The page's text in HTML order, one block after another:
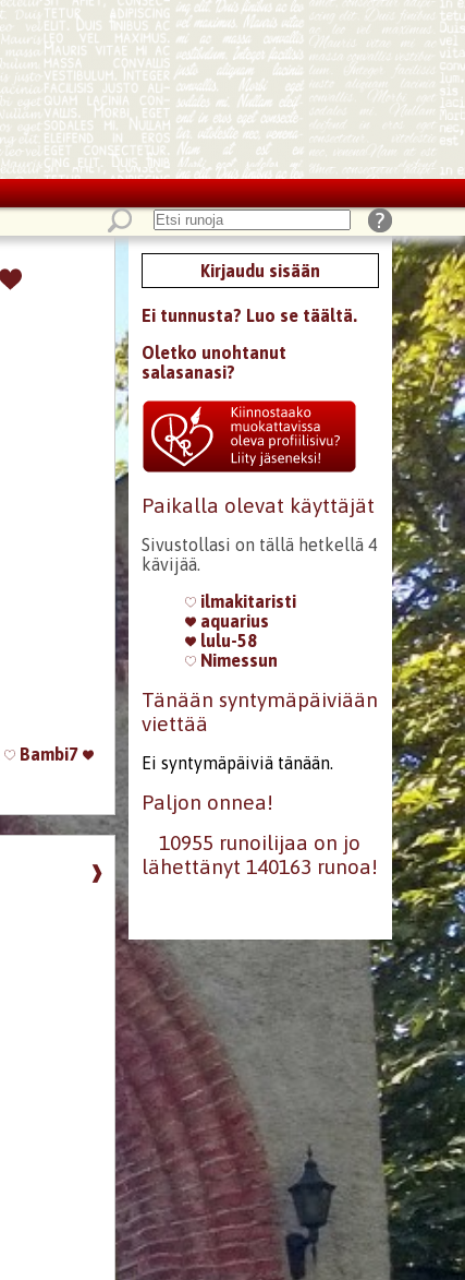
Bambi7
❱
Kirjaudu sisään
Ei tunnusta? Luo se täältä.
Oletko unohtanut
salasanasi?
Paikalla olevat käyttäjät
Sivustollasi on tällä hetkellä 4
kävijää.
ilmakitaristi
aquarius
lulu-58
Nimessun
Tänään syntymäpäiviään
viettää
Ei syntymäpäiviä tänään.
Paljon onnea!
10955 runoilijaa on jo
lähettänyt 140163 runoa!